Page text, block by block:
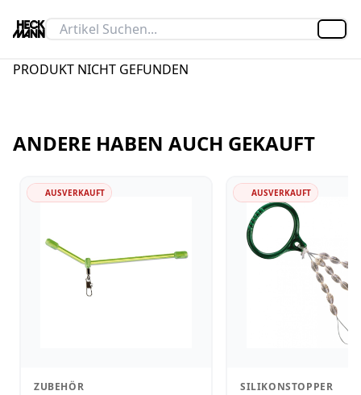
PRODUKT NICHT GEFUNDEN
ANDERE HABEN AUCH GEKAUFT
AUSVERKAUFT
ZUBEHÖR
AUSVERKAUFT
SILIKONSTOPPER